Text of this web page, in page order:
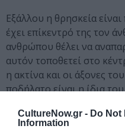
CultureNow.gr - Do Not
Information
Εξάλλου η θρησκεία
έχει επίκεντρό της τον
ανθρώπου θέλει να
αυτόν τοποθετεί στο
η ακτίνα και οι άξονες
ποδήλατο είναι η ίδια
Η γλώσσα του